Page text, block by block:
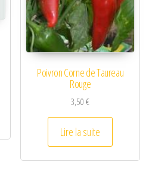
Poivron Corne de Taureau
Rouge
3,50€
Lire la suite